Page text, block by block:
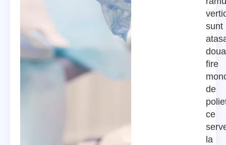
sunt
doua
fire
de
ce
la